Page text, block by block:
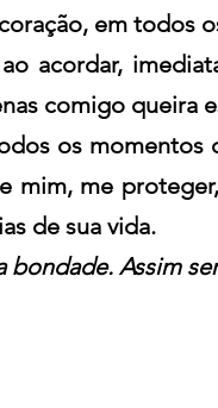
em todos
acordar,
comigo queira
os momentos
mim, me
de sua vida.
bondade. Assim